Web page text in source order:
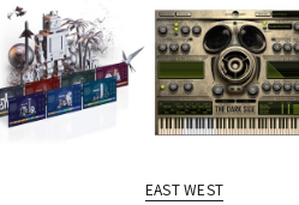
EAST WEST